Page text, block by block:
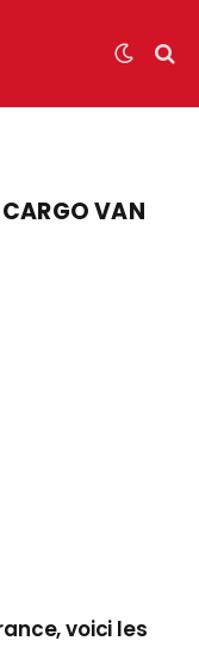
VAN
voici les